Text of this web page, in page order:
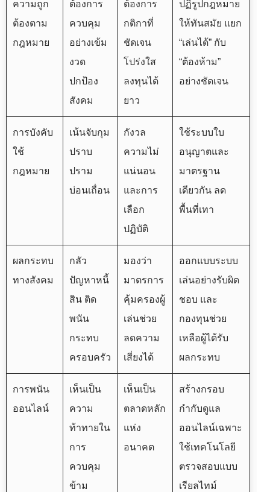
ความถูก
ต้องตาม
กฎหมาย
ต้องการ
ควบคุม
อย่างเข้ม
งวด
ปกป้อง
สังคม
ต้องการ
กติกาที่
ชัดเจน
โปร่งใส
ลงทุนได้
ยาว
ปฏิรูปกฎหมาย
ให้ทันสมัย แยก
“เล่นได้” กับ
“ต้องห้าม”
อย่างชัดเจน
การบังคับ
ใช้
กฎหมาย
เน้นจับกุม
ปราบ
ปราม
บ่อนเถื่อน
กังวล
ความไม่
แน่นอน
และการ
เลือก
ปฏิบัติ
ใช้ระบบใบ
อนุญาตและ
มาตรฐาน
เดียวกัน ลด
พื้นที่เทา
ผลกระทบ
ทางสังคม
กลัว
ปัญหาหนี้
สิน ติด
พนัน
กระทบ
ครอบครัว
มองว่า
มาตรการ
คุ้มครองผู้
เล่นช่วย
ลดความ
เสี่ยงได้
ออกแบบระบบ
เล่นอย่างรับผิด
ชอบ และ
กองทุนช่วย
เหลือผู้ได้รับ
ผลกระทบ
การพนัน
ออนไลน์
เห็นเป็น
ความ
ท้าทายใน
การ
ควบคุม
ข้าม
เห็นเป็น
ตลาดหลัก
แห่ง
อนาคต
สร้างกรอบ
กำกับดูแล
ออนไลน์เฉพาะ
ใช้เทคโนโลยี
ตรวจสอบแบบ
เรียลไทม์